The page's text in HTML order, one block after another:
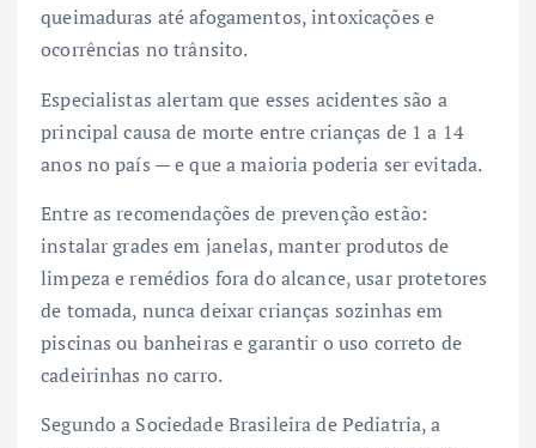
queimaduras até afogamentos, intoxicações e
ocorrências no trânsito.
Especialistas alertam que esses acidentes são a
principal causa de morte entre crianças de 1 a 14
anos no país — e que a maioria poderia ser evitada.
Entre as recomendações de prevenção estão:
instalar grades em janelas, manter produtos de
limpeza e remédios fora do alcance, usar protetores
de tomada, nunca deixar crianças sozinhas em
piscinas ou banheiras e garantir o uso correto de
cadeirinhas no carro.
Segundo a Sociedade Brasileira de Pediatria, a